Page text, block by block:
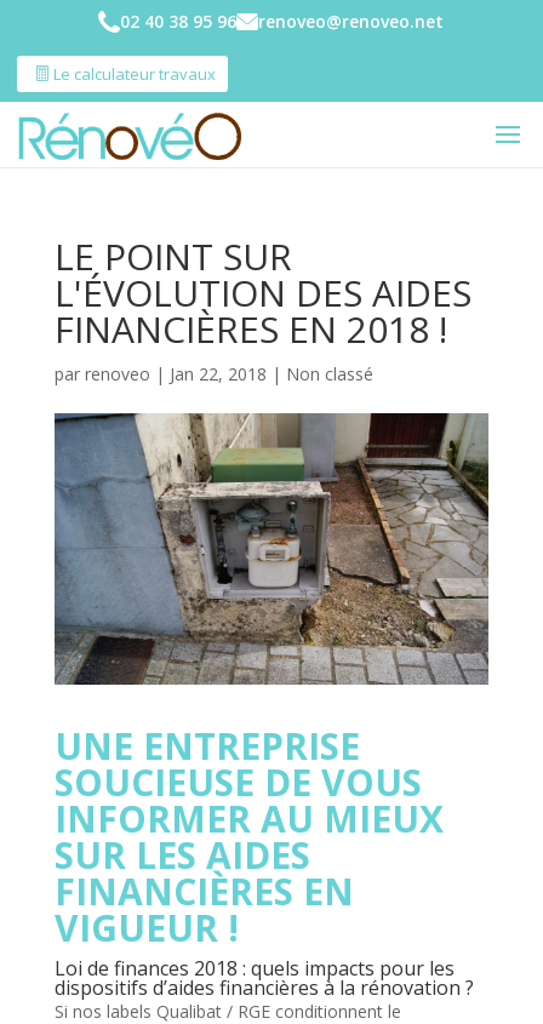
02 40 38 95 96 renoveo@renoveo.net
Le calculateur travaux
LE POINT SUR
L'ÉVOLUTION DES AIDES
FINANCIÈRES EN 2018 !
par renoveo | Jan 22, 2018 | Non classé
UNE ENTREPRISE
SOUCIEUSE DE VOUS
INFORMER AU MIEUX
SUR LES AIDES
FINANCIÈRES EN
VIGUEUR !
Loi de finances 2018 : quels impacts pour les
dispositifs d’aides financières à la rénovation ?
Si nos labels Qualibat / RGE conditionnent le